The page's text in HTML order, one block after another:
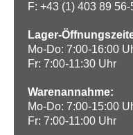
F: +43 (1) 403 89 56-
Lager-
Mo-Do: 7:00-16:00
Fr: 7:00-11:30 Uhr
Warenannahme:
Mo-Do: 7:00-15:00
Fr: 7:00-11:00 Uhr